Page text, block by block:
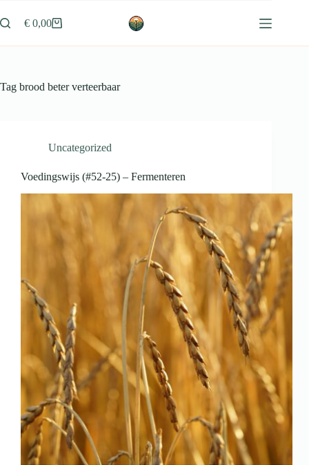
naar
de
Winkelwagen
€ 0,00
Tag brood beter verteerbaar
Uncategorized
Voedingswijs (#52-25) – Fermenteren